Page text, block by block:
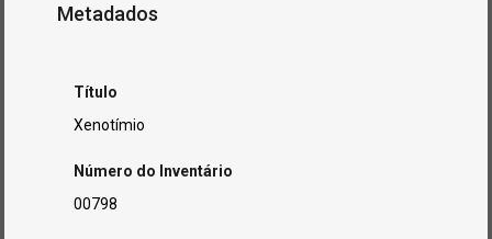
Metadados
Título
Xenotímio
Número do Inventário
00798